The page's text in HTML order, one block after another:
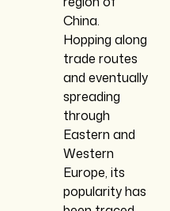
China.
Hopping along
trade routes
and eventually
spreading
through
Eastern and
Western
Europe, its
popularity has